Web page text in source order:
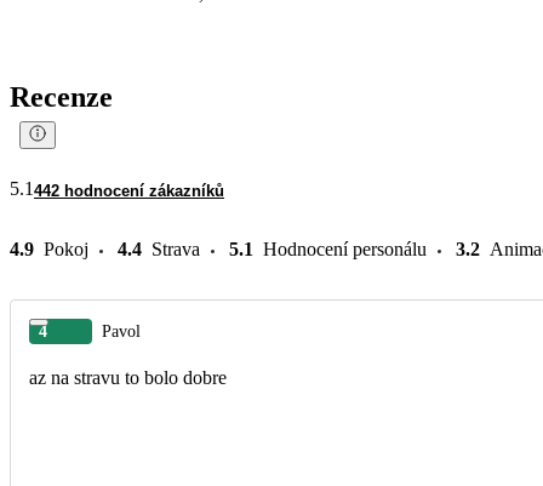
Recenze
5.1 442 hodnocení zákazníků
4.9 Pokoj 4.4 Strava 5.1 Hodnocení personálu 3.2
4 Pavol
az na stravu to bolo dobre